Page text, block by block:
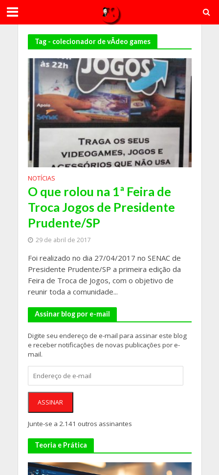
Tag - colecionador de vÃ­deo games
NOTÍCIAS
O que rolou na 1ª Feira de
Troca Jogos de Presidente
Prudente/SP
29 de abril de 2017
Foi realizado no dia 27/04/2017 no SENAC de
Presidente Prudente/SP a primeira edição da
Feira de Troca de Jogos, com o objetivo de
reunir toda a comunidade...
Assinar blog por e-mail
Digite seu endereço de e-mail para assinar este blog
e receber notificações de novas publicações por e-
mail.
de
e-
ASSINAR
Junte-se a 2.141 outros assinantes
Teoria e Prática